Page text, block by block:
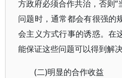
方政府必须合作共治，否则
问题时，通常都会有很强的
会主义方式行事的诱惑。在
能保证这些问题可以得到解
(二)明显的合作收益